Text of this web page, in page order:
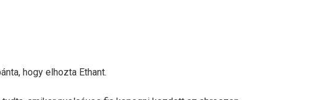
hogy elhozta Ethant.